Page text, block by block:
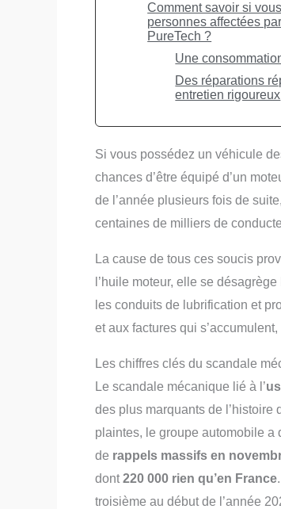
Comment savoir si
personnes affectées
PureTech ?
Une
Des réparations
entretien rigoureux
Si vous possédez un véhicule
chances d’être équipé d’un
de l’année plusieurs fois de
centaines de milliers de
La cause de tous ces soucis
l’huile moteur, elle se
les conduits de lubrification et
et aux factures qui
Les chiffres clés du scandale
Le scandale mécanique lié à l’
des plus marquants de l’histoire
plaintes, le groupe automobile a
de rappels massifs en
dont220 000 rien qu’en France
troisième au début de l’année